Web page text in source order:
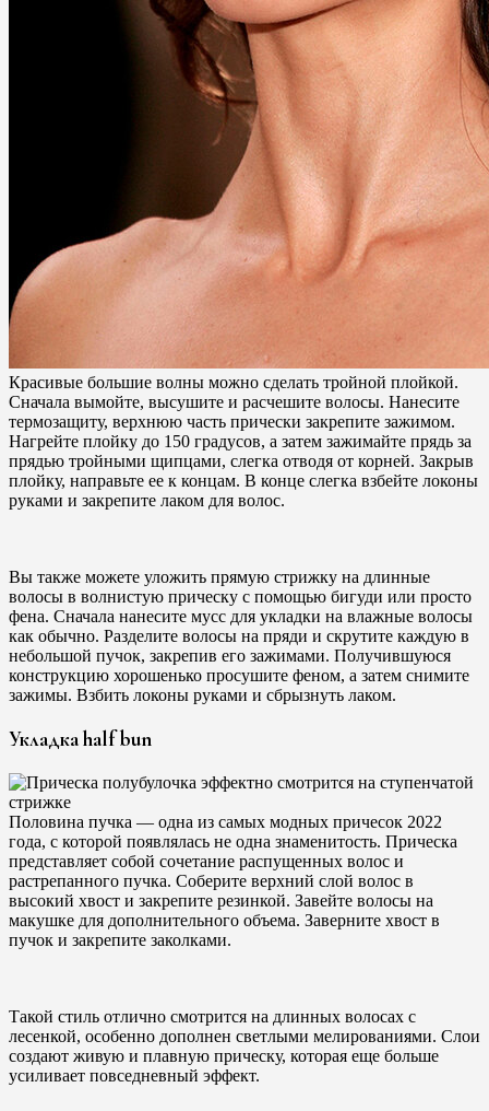
Красивые большие волны можно сделать тройной плойкой.
Сначала вымойте, высушите и расчешите волосы. Нанесите
термозащиту, верхнюю часть прически закрепите зажимом.
Нагрейте плойку до 150 градусов, а затем зажимайте прядь за
прядью тройными щипцами, слегка отводя от корней. Закрыв
плойку, направьте ее к концам. В конце слегка взбейте локоны
руками и закрепите лаком для волос.
Вы также можете уложить прямую стрижку на длинные
волосы в волнистую прическу с помощью бигуди или просто
фена. Сначала нанесите мусс для укладки на влажные волосы
как обычно. Разделите волосы на пряди и скрутите каждую в
небольшой пучок, закрепив его зажимами. Получившуюся
конструкцию хорошенько просушите феном, а затем снимите
зажимы. Взбить локоны руками и сбрызнуть лаком.
Укладка half bun
Половина пучка — одна из самых модных причесок 2022
года, с которой появлялась не одна знаменитость. Прическа
представляет собой сочетание распущенных волос и
растрепанного пучка. Соберите верхний слой волос в
высокий хвост и закрепите резинкой. Завейте волосы на
макушке для дополнительного объема. Заверните хвост в
пучок и закрепите заколками.
Такой стиль отлично смотрится на длинных волосах с
лесенкой, особенно дополнен светлыми мелированиями. Слои
создают живую и плавную прическу, которая еще больше
усиливает повседневный эффект.